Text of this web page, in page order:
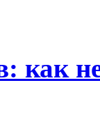
как